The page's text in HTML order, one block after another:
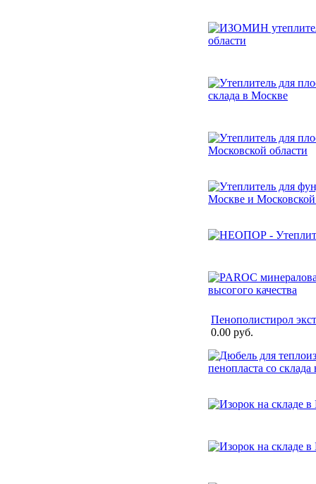
Пенополистирол
0.00 руб.